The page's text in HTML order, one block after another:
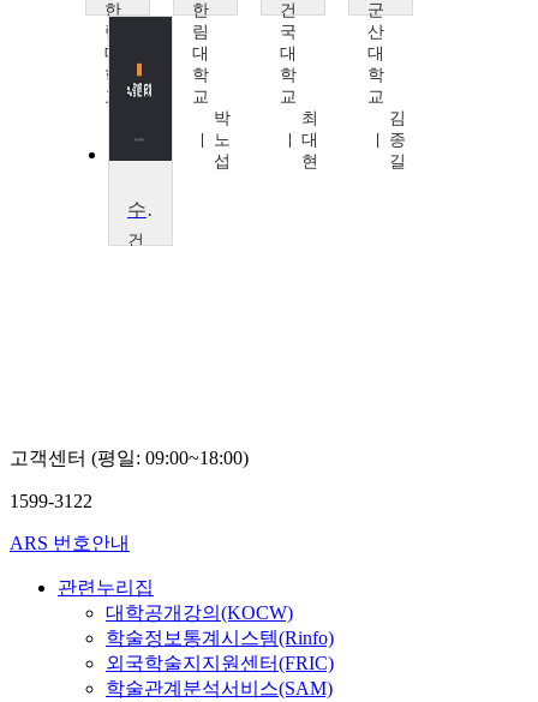
한
림
대
학
교
노
섭
한
림
대
학
교
박
노
섭
건
국
대
학
교
최
대
현
군
산
대
학
교
김
종
길
수사증거론
건
고객센터 (평일: 09:00~18:00)
1599-3122
ARS 번호안내
관련누리집
대학공개강의(KOCW)
학술정보통계시스템(Rinfo)
외국학술지지원센터(FRIC)
학술관계분석서비스(SAM)